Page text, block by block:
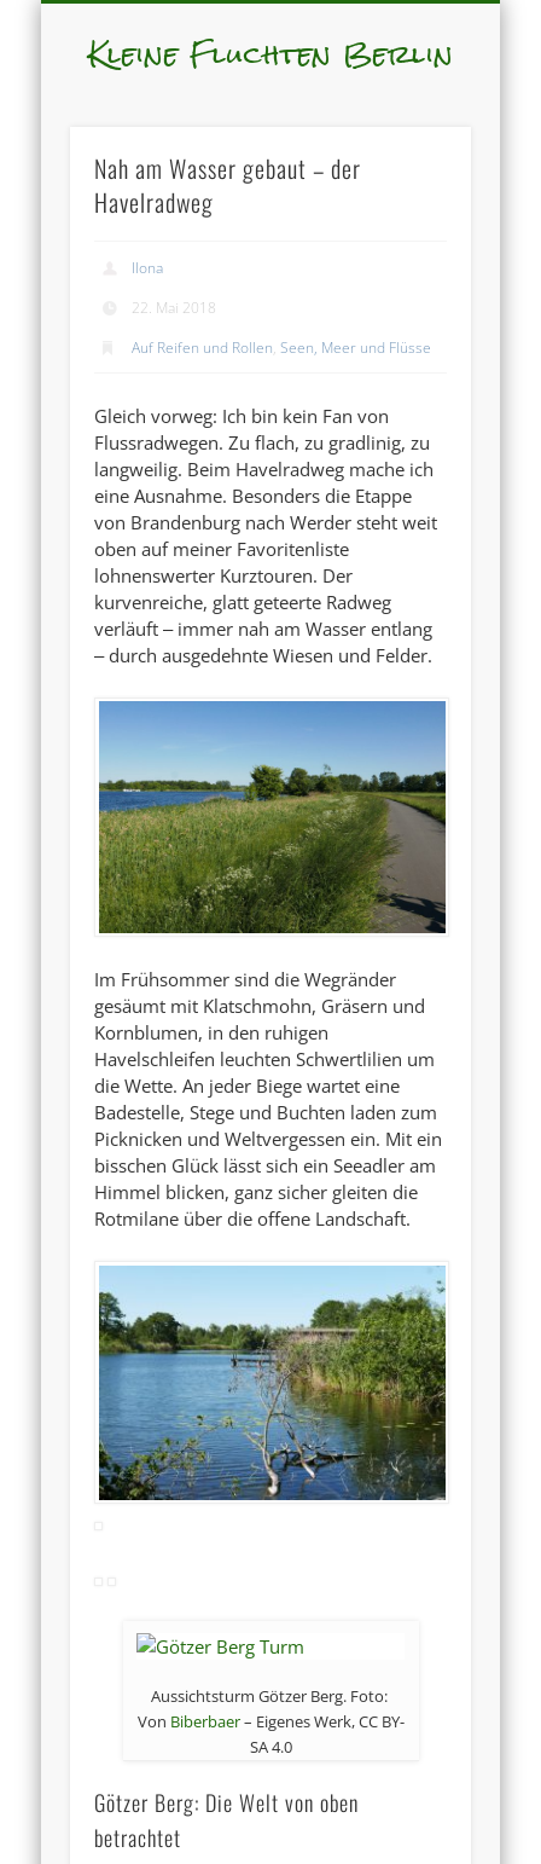
Kleine Fluchten Berlin
Nah am Wasser gebaut – der
Havelradweg
Ilona
22. Mai 2018
Auf Reifen und Rollen,Seen, Meer und Flüsse
Gleich vorweg: Ich bin kein Fan von
Flussradwegen. Zu flach, zu gradlinig, zu
langweilig. Beim Havelradweg mache ich
eine Ausnahme. Besonders die Etappe
von Brandenburg nach Werder steht weit
oben auf meiner Favoritenliste
lohnenswerter Kurztouren. Der
kurvenreiche, glatt geteerte Radweg
verläuft ‒ immer nah am Wasser entlang
‒ durch ausgedehnte Wiesen und Felder.
Im Frühsommer sind die Wegränder
gesäumt mit Klatschmohn, Gräsern und
Kornblumen, in den ruhigen
Havelschleifen leuchten Schwertlilien um
die Wette. An jeder Biege wartet eine
Badestelle, Stege und Buchten laden zum
Picknicken und Weltvergessen ein. Mit ein
bisschen Glück lässt sich ein Seeadler am
Himmel blicken, ganz sicher gleiten die
Rotmilane über die offene Landschaft.
Aussichtsturm Götzer Berg. Foto:
Von Biberbaer– Eigenes Werk, CC BY-
SA 4.0
Götzer Berg: Die Welt von oben
betrachtet